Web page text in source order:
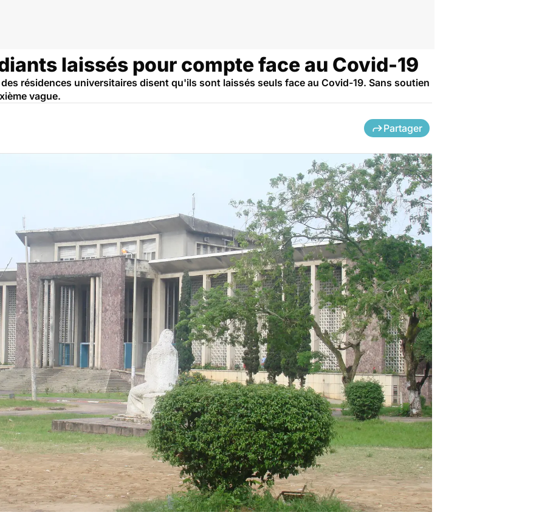
laissés pour compte face au Covid-19
résidences universitaires disent qu'ils sont laissés seuls face au Covid-19. Sans soutien
vague.
Partager